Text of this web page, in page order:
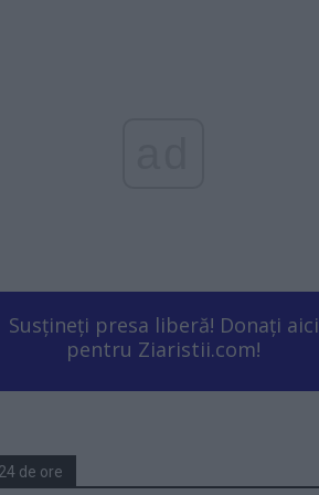
Susțineți presa liberă! Donați aici
pentru Ziaristii.com!
24 de ore